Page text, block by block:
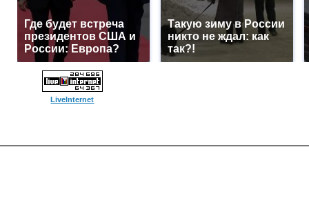
Где будет встреча
президентов США и
России: Европа?
Такую зиму в России
никто не ждал: как
так?!
LiveInternet